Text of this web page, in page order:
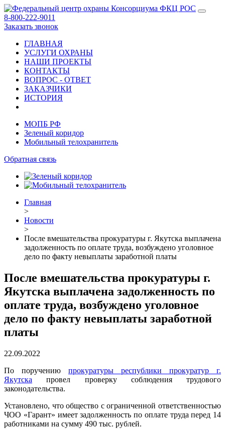
8-800-222-9011
Заказать звонок
ГЛАВНАЯ
УСЛУГИ ОХРАНЫ
НАШИ ПРОЕКТЫ
КОНТАКТЫ
ВОПРОС - ОТВЕТ
ЗАКАЗЧИКИ
ИСТОРИЯ
МОПБ РФ
Зеленый коридор
Мобильный телохранитель
Обратная связь
Главная
>
Новости
>
После вмешательства прокуратуры г. Якутска выплачена
задолженность по оплате труда, возбуждено уголовное
дело по факту невыплаты заработной платы
После вмешательства прокуратуры г.
Якутска выплачена задолженность по
оплате труда, возбуждено уголовное
дело по факту невыплаты заработной
платы
22.09.2022
По поручению прокуратуры республики прокуратур г.
Якутска провел проверку соблюдения трудового
законодательства.
Установлено, что общество с ограниченной ответственностью
ЧОО «Гарант» имеет задолженность по оплате труда перед 14
работниками на сумму 490 тыс. рублей.